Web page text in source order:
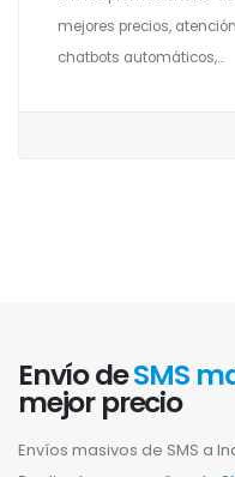
mejores precios,
chatbots automáticos,...
Envío deSMS
mejor precio
Envíos masivos de SMS a